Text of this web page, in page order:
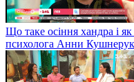
Що таке осіння хандра і
психолога Анни Кушнерук